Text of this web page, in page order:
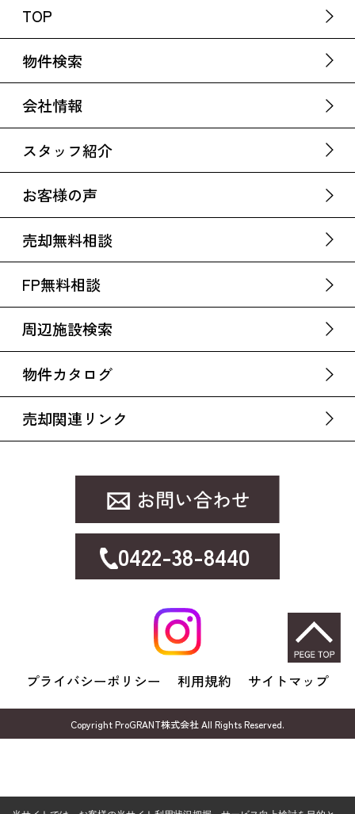
TOP
物件検索
会社情報
スタッフ紹介
お客様の声
売却無料相談
FP無料相談
周辺施設検索
物件カタログ
売却関連リンク
0422-38-8440
プライバシーポリシー 利用規約 サイトマップ
Copyright ProGRANT株式会社 All Rights Reserved.